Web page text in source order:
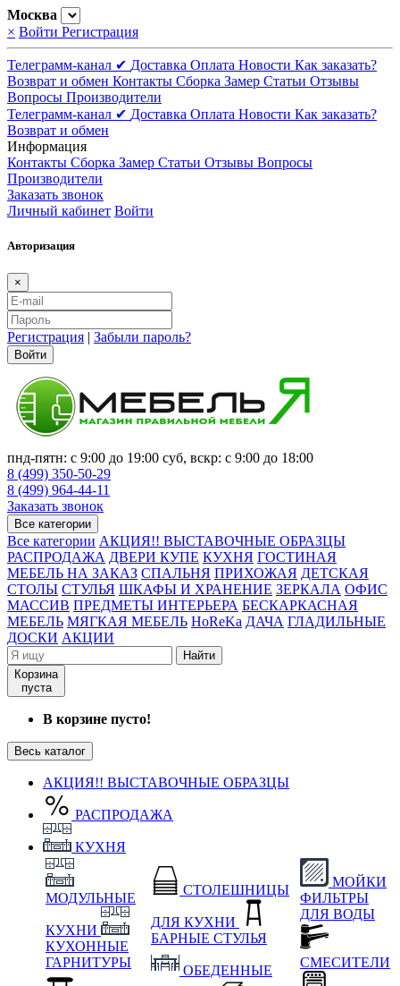
Москва
× Войти Регистрация
Телеграмм-канал ✔ Доставка Оплата Новости Как заказать?
Возврат и обмен Контакты Сборка Замер Статьи Отзывы
Вопросы Производители
Телеграмм-канал ✔ Доставка Оплата Новости Как заказать?
Возврат и обмен
Информация
Контакты Сборка Замер Статьи Отзывы Вопросы
Производители
Заказать звонок
Личный кабинет Войти
Авторизация
×
Регистрация | Забыли пароль?
Войти
пнд-пятн: с 9:00 до 19:00 суб, вскр: с 9:00 до 18:00
8 (499) 350-50-29
8 (499) 964-44-11
Заказать звонок
Все категории
Все категории АКЦИЯ!! ВЫСТАВОЧНЫЕ ОБРАЗЦЫ
РАСПРОДАЖА ДВЕРИ КУПЕ КУХНЯ ГОСТИНАЯ
МЕБЕЛЬ НА ЗАКАЗ СПАЛЬНЯ ПРИХОЖАЯ ДЕТСКАЯ
СТОЛЫ СТУЛЬЯ ШКАФЫ И ХРАНЕНИЕ ЗЕРКАЛА ОФИС
МАССИВ ПРЕДМЕТЫ ИНТЕРЬЕРА БЕСКАРКАСНАЯ
МЕБЕЛЬ МЯГКАЯ МЕБЕЛЬ HoReKa ДАЧА ГЛАДИЛЬНЫЕ
ДОСКИ АКЦИИ
Найти
Корзина
пуста
В корзине пусто!
Весь каталог
АКЦИЯ!! ВЫСТАВОЧНЫЕ ОБРАЗЦЫ
РАСПРОДАЖА
КУХНЯ
МОДУЛЬНЫЕ
КУХНИ
КУХОННЫЕ
ГАРНИТУРЫ
СТОЛЕШНИЦЫ
ДЛЯ КУХНИ
БАРНЫЕ СТУЛЬЯ
ОБЕДЕННЫЕ
МОЙКИ
ФИЛЬТРЫ
ДЛЯ ВОДЫ
СМЕСИТЕЛИ